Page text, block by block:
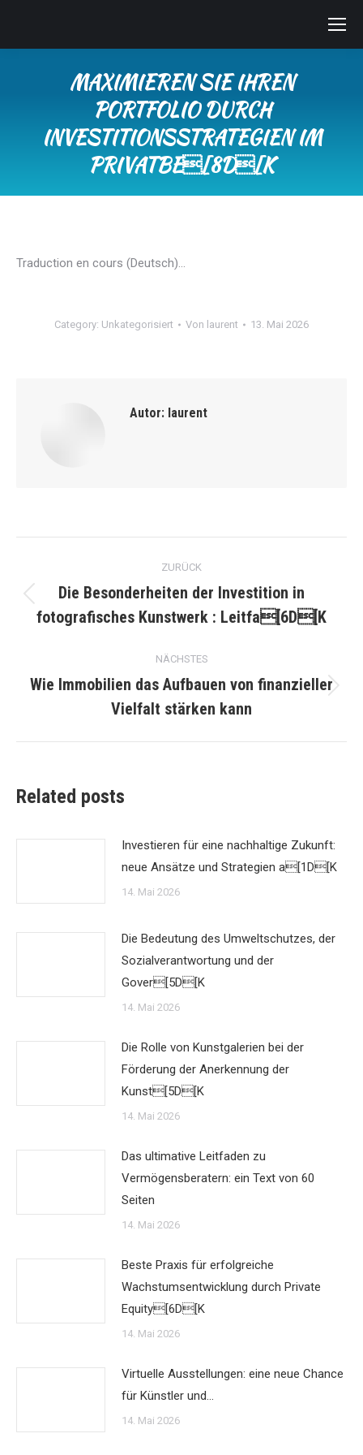
MAXIMIEREN SIE IHREN
PORTFOLIO DURCH
INVESTITIONSSTRATEGIEN IM
PRIVATBE[8D[K
Traduction en cours (Deutsch)…
Category: Unkategorisiert Von laurent 13. Mai 2026
Autor: laurent
Kommentarnavigation
ZURÜCK
Beitrag:
Die Besonderheiten der Investition in
fotografisches Kunstwerk : Leitfa[6D[K
NÄCHSTES
Beitrag:
Wie Immobilien das Aufbauen von finanzieller
Vielfalt stärken kann
Related posts
Investieren für eine nachhaltige Zukunft:
neue Ansätze und Strategien a[1D[K
14. Mai 2026
Die Bedeutung des Umweltschutzes, der
Sozialverantwortung und der
Gover[5D[K
14. Mai 2026
Die Rolle von Kunstgalerien bei der
Förderung der Anerkennung der
Kunst[5D[K
14. Mai 2026
Das ultimative Leitfaden zu
Vermögensberatern: ein Text von 60
Seiten
14. Mai 2026
Beste Praxis für erfolgreiche
Wachstumsentwicklung durch Private
Equity[6D[K
14. Mai 2026
Virtuelle Ausstellungen: eine neue Chance
für Künstler und…
14. Mai 2026